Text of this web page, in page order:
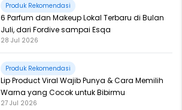
Produk Rekomendasi
6 Parfum dan Makeup Lokal Terbaru di Bulan
Juli, dari Fordive sampai Esqa
28 Jul 2026
Produk Rekomendasi
Lip Product Viral Wajib Punya & Cara Memilih
Warna yang Cocok untuk Bibirmu
27 Jul 2026